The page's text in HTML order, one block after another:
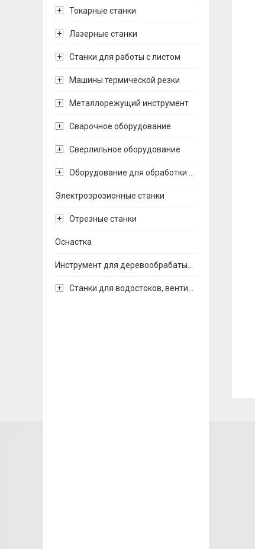
Токарные станки
Лазерные станки
Станки для работы с листом
Машины термической резки
Металлорежущий инструмент
Сварочное оборудование
Сверлильное оборудование
Электроэрозионные станки
Отрезные станки
Оснастка